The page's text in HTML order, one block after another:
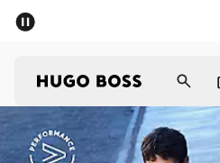
Hombre